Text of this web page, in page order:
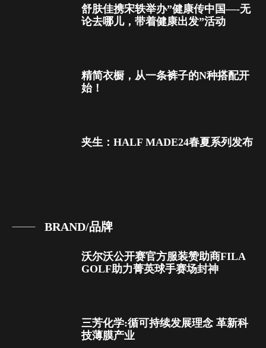
舒肤佳携宋轶举办”健康传中国—-无
论去哪儿，带着健康出发”活动
精简衣橱，从一条裤子的N种搭配开
始！
夹生：HALF MADE24春夏系列发布
BRAND/品牌
沃尔沃公开赛官方服装赞助商FILA
GOLF助力菁英球手赛场封神
三芳化学:循可持续发展理念 革新科
技薄膜产业